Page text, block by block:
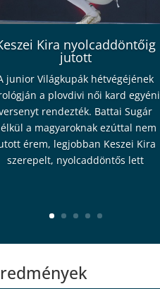
Kira nyolcaddöntőig
jutott
junior Világkupák hétvégéjének
a plovdivi női kard egyéni
rendezték. Battai Sugár
a magyaroknak ezúttal nem
érem, legjobban Keszei Kira
szerepelt, nyolcaddöntős lett